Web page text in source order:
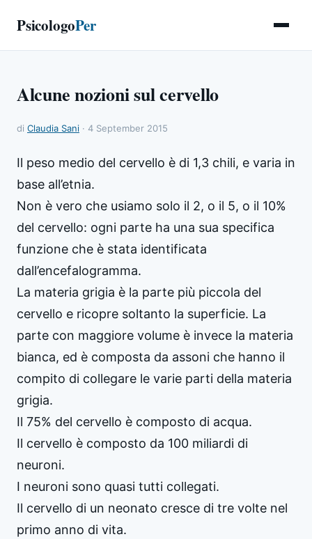
PsicologoPer
Alcune nozioni sul cervello
di Claudia Sani · 4 September 2015
Il peso medio del cervello è di 1,3 chili, e varia in
base all’etnia.
Non è vero che usiamo solo il 2, o il 5, o il 10%
del cervello: ogni parte ha una sua specifica
funzione che è stata identificata
dall’encefalogramma.
La materia grigia è la parte più piccola del
cervello e ricopre soltanto la superficie. La
parte con maggiore volume è invece la materia
bianca, ed è composta da assoni che hanno il
compito di collegare le varie parti della materia
grigia.
Il 75% del cervello è composto di acqua.
Il cervello è composto da 100 miliardi di
neuroni.
I neuroni sono quasi tutti collegati.
Il cervello di un neonato cresce di tre volte nel
primo anno di vita.